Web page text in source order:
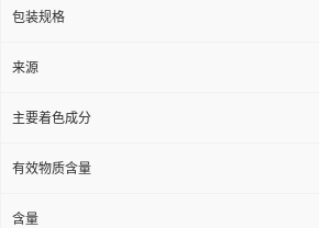
包装规格
来源
主要着色成分
有效物质含量
含量